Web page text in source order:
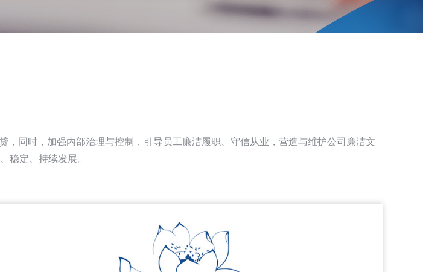
同时，加强内部治理与控制，引导员工廉洁履职、守信从业，营造与维护公司廉洁文
稳定、持续发展。